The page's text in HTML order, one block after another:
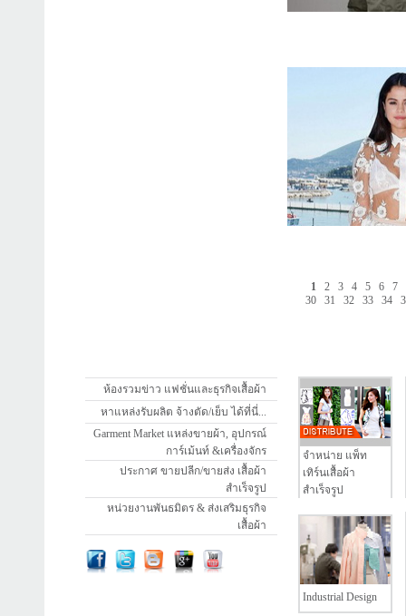
1 2 3 4 5 6
7
30
31 32 33 34
ห้องรวมข่าว แฟชั่นและธุรกิจเสื้อผ้า
หาแหล่งรับผลิต จ้างตัด/เย็บ ได้ที่นี่...
Garment Market แหล่งขายผ้า, อุปกรณ์
การ์เม้นท์ &เครื่องจักร
ประกาศ ขายปลีก/ขายส่ง เสื้อผ้า
สำเร็จรูป
หน่วยงานพันธมิตร & ส่งเสริมธุรกิจ
เสื้อผ้า
จำหน่าย แพ็ท
เทิร์นเสื้อผ้า
สำเร็จรูป
Industrial Design